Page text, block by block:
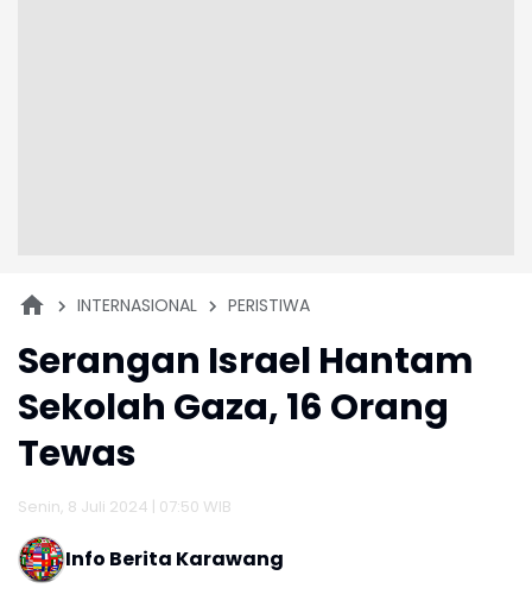
INTERNASIONAL PERISTIWA
Serangan Israel Hantam
Sekolah Gaza, 16 Orang
Tewas
Senin, 8 Juli 2024 | 07:50 WIB
Info Berita Karawang